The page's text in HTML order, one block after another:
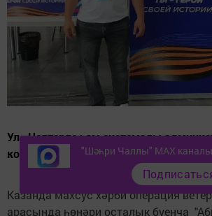
Ул «Челтәрле һәм системалы
компетенциясендә осталыгын
Казанда махсус хәрби операция
арасында һөнәри осталык буенча
"Шәһри Чаллы" MAX